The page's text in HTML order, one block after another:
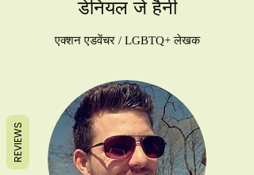
डेनियल जे हैनी
एक्शन एडवेंचर / LGBTQ+ लेखक
REVIEWS